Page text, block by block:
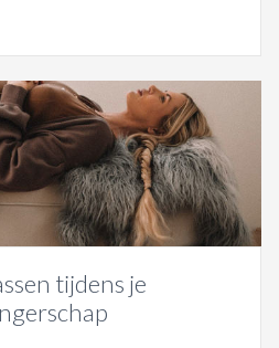
tijdens je